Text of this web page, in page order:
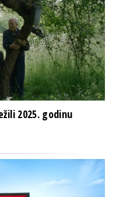
2025. godinu